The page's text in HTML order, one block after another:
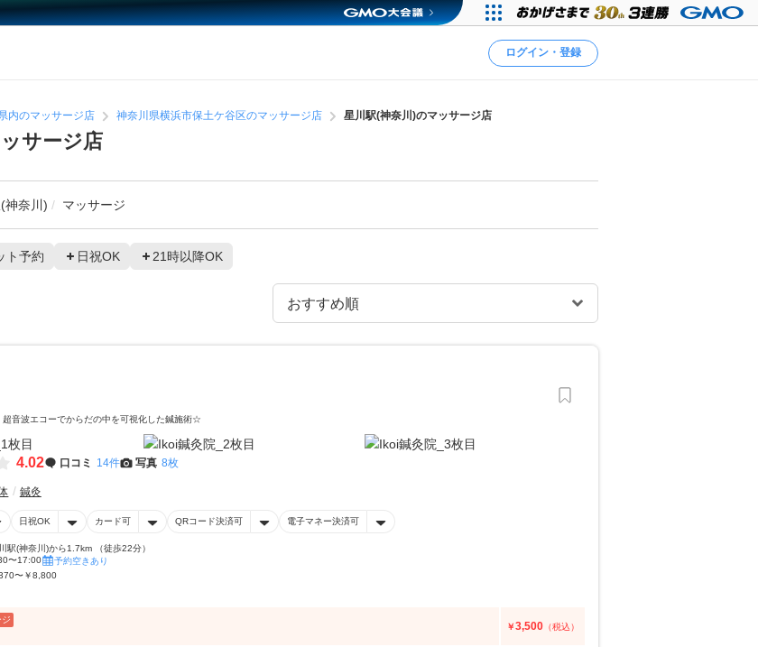
ログイン・登録
内のマッサージ店 神奈川県横浜市保土ケ谷区のマッサージ店 星川駅(神奈川)のマッサージ店
サージ店
神奈川) マッサージ
ト予約 日祝OK 21時以降OK
波エコーでからだの中を可視化した鍼施術☆
4.02 口コミ 14件 写真 8枚
鍼灸
日祝OK カード可 QRコード決済可 電子マネー決済可
駅(神奈川)から1.7km （徒歩22分）
〜17:00
予約空きあり
〜￥8,800
￥3,500 （税込）